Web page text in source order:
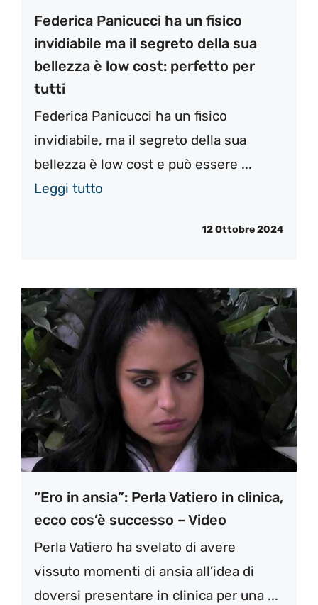
Federica Panicucci ha un fisico
invidiabile ma il segreto della sua
bellezza è low cost: perfetto per
tutti
Federica Panicucci ha un fisico
invidiabile, ma il segreto della sua
bellezza è low cost e può essere ...
Leggi tutto
12 Ottobre 2024
“Ero in ansia”: Perla Vatiero in clinica,
ecco cos’è successo – Video
Perla Vatiero ha svelato di avere
vissuto momenti di ansia all’idea di
doversi presentare in clinica per una ...